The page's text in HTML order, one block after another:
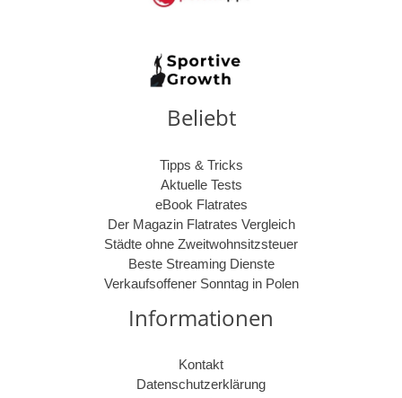
Beliebt
Tipps & Tricks
Aktuelle Tests
eBook Flatrates
Der Magazin Flatrates Vergleich
Städte ohne Zweitwohnsitzsteuer
Beste Streaming Dienste
Verkaufsoffener Sonntag in Polen
Informationen
Kontakt
Datenschutzerklärung